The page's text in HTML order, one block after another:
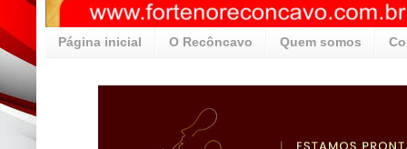
Página inicial O Recôncavo Quem somos